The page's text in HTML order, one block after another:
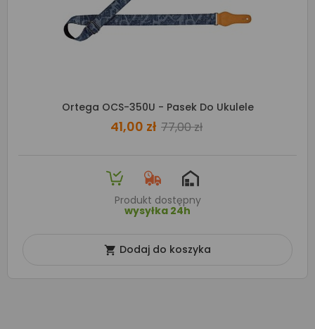
Ortega OCS-350U - Pasek Do Ukulele
41,00 zł 77,00 zł
Produkt dostępny
wysyłka 24h
 Dodaj do koszyka